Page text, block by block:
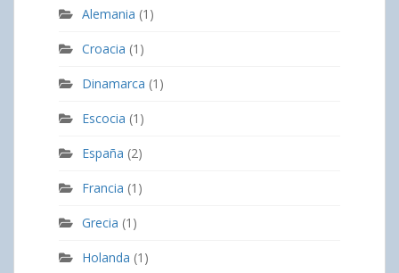
Alemania (1)
Croacia (1)
Dinamarca (1)
Escocia (1)
España (2)
Francia (1)
Grecia (1)
Holanda (1)